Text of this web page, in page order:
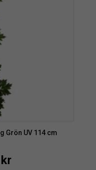
Grön UV 114 cm
kr